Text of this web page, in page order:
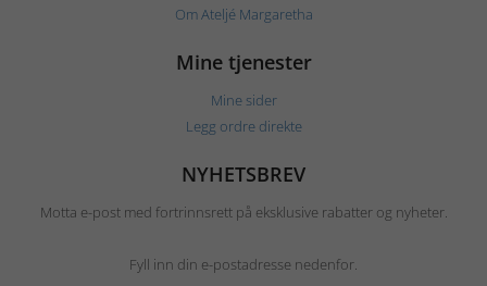
Om Ateljé Margaretha
Mine tjenester
Mine sider
Legg ordre direkte
NYHETSBREV
Motta e-post med fortrinnsrett på eksklusive rabatter og nyheter.
Fyll inn din e-postadresse nedenfor.